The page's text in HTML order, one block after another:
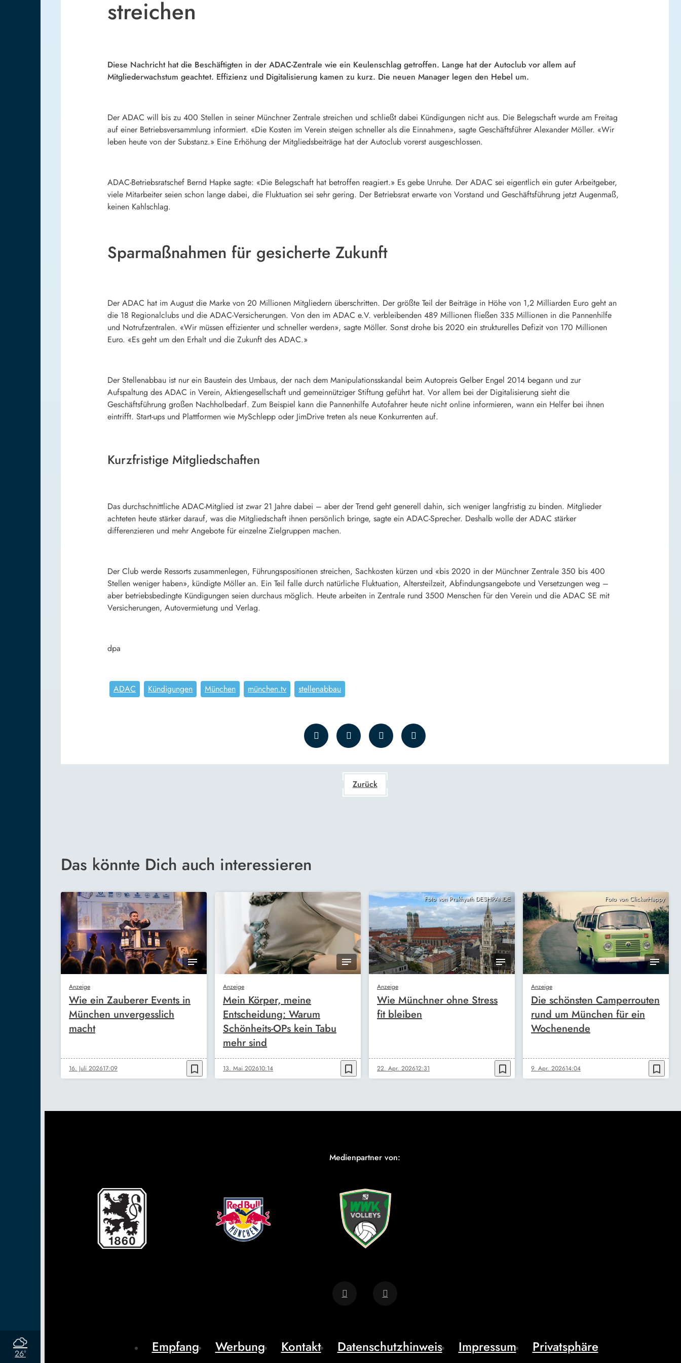
26°
streichen
Diese Nachricht hat die Beschäftigten in der ADAC-Zentrale wie ein Keulenschlag getroffen. Lange hat der Autoclub vor allem auf
Mitgliederwachstum geachtet. Effizienz und Digitalisierung kamen zu kurz. Die neuen Manager legen den Hebel um.
Der ADAC will bis zu 400 Stellen in seiner Münchner Zentrale streichen und schließt dabei Kündigungen nicht aus. Die Belegschaft wurde am Freitag
auf einer Betriebsversammlung informiert. «Die Kosten im Verein steigen schneller als die Einnahmen», sagte Geschäftsführer Alexander Möller. «Wir
leben heute von der Substanz.» Eine Erhöhung der Mitgliedsbeiträge hat der Autoclub vorerst ausgeschlossen.
ADAC-Betriebsratschef Bernd Hapke sagte: «Die Belegschaft hat betroffen reagiert.» Es gebe Unruhe. Der ADAC sei eigentlich ein guter Arbeitgeber,
viele Mitarbeiter seien schon lange dabei, die Fluktuation sei sehr gering. Der Betriebsrat erwarte von Vorstand und Geschäftsführung jetzt Augenmaß,
keinen Kahlschlag.
Sparmaßnahmen für gesicherte Zukunft
Der ADAC hat im August die Marke von 20 Millionen Mitgliedern überschritten. Der größte Teil der Beiträge in Höhe von 1,2 Milliarden Euro geht an
die 18 Regionalclubs und die ADAC-Versicherungen. Von den im ADAC e.V. verbleibenden 489 Millionen fließen 335 Millionen in die Pannenhilfe
und Notrufzentralen. «Wir müssen effizienter und schneller werden», sagte Möller. Sonst drohe bis 2020 ein strukturelles Defizit von 170 Millionen
Euro. «Es geht um den Erhalt und die Zukunft des ADAC.»
Der Stellenabbau ist nur ein Baustein des Umbaus, der nach dem Manipulationsskandal beim Autopreis Gelber Engel 2014 begann und zur
Aufspaltung des ADAC in Verein, Aktiengesellschaft und gemeinnütziger Stiftung geführt hat. Vor allem bei der Digitalisierung sieht die
Geschäftsführung großen Nachholbedarf. Zum Beispiel kann die Pannenhilfe Autofahrer heute nicht online informieren, wann ein Helfer bei ihnen
eintrifft. Start-ups und Plattformen wie MySchlepp oder JimDrive treten als neue Konkurrenten auf.
Kurzfristige Mitgliedschaften
Das durchschnittliche ADAC-Mitglied ist zwar 21 Jahre dabei – aber der Trend geht generell dahin, sich weniger langfristig zu binden. Mitglieder
achteten heute stärker darauf, was die Mitgliedschaft ihnen persönlich bringe, sagte ein ADAC-Sprecher. Deshalb wolle der ADAC stärker
differenzieren und mehr Angebote für einzelne Zielgruppen machen.
Der Club werde Ressorts zusammenlegen, Führungspositionen streichen, Sachkosten kürzen und «bis 2020 in der Münchner Zentrale 350 bis 400
Stellen weniger haben», kündigte Möller an. Ein Teil falle durch natürliche Fluktuation, Altersteilzeit, Abfindungsangebote und Versetzungen weg –
aber betriebsbedingte Kündigungen seien durchaus möglich. Heute arbeiten in Zentrale rund 3500 Menschen für den Verein und die ADAC SE mit
Versicherungen, Autovermietung und Verlag.
dpa
ADAC Kündigungen München münchen.tv stellenabbau
Zurück
Das könnte Dich auch interessieren
Anzeige
Wie ein Zauberer Events in
München unvergesslich
macht
16. Juli 202617:09 bookmark_border
Anzeige
Mein Körper, meine
Entscheidung: Warum
Schönheits-OPs kein Tabu
mehr sind
13. Mai 202610:14 bookmark_border
Foto von Prakhyath DESHPANDE
Anzeige
Wie Münchner ohne Stress
fit bleiben
22. Apr. 202612:31 bookmark_border
Foto von ClickerHappy
Anzeige
Die schönsten Camperrouten
rund um München für ein
Wochenende
9. Apr. 202614:04 bookmark_border
Medienpartner von:
Empfang Werbung Kontakt Datenschutzhinweis Impressum Privatsphäre